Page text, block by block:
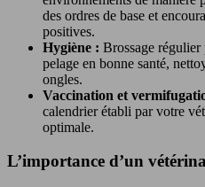
des ordres de base et
positives.
Hygiène : Brossage
pelage en bonne santé,
ongles.
Vaccination et
calendrier établi par votre
optimale.
L’importance d’un